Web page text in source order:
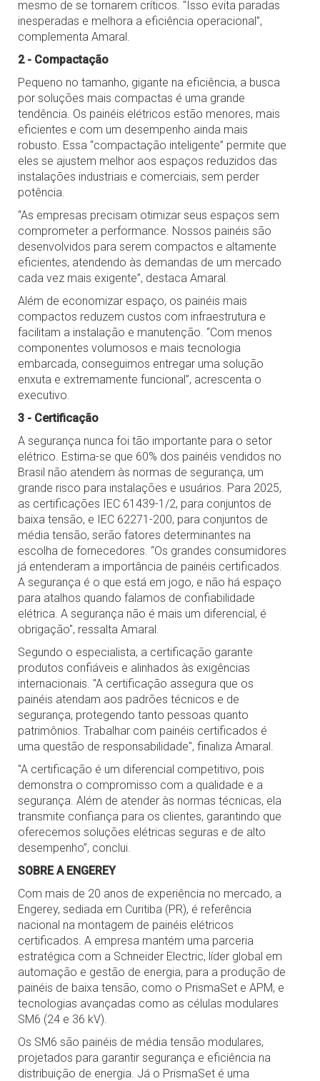
mesmo de se tornarem críticos. "Isso evita paradas
inesperadas e melhora a eficiência operacional”,
complementa Amaral.
2 - Compactação
Pequeno no tamanho, gigante na eficiência, a busca
por soluções mais compactas é uma grande
tendência. Os painéis elétricos estão menores, mais
eficientes e com um desempenho ainda mais
robusto. Essa “compactação inteligente” permite que
eles se ajustem melhor aos espaços reduzidos das
instalações industriais e comerciais, sem perder
potência.
“As empresas precisam otimizar seus espaços sem
comprometer a performance. Nossos painéis são
desenvolvidos para serem compactos e altamente
eficientes, atendendo às demandas de um mercado
cada vez mais exigente”, destaca Amaral.
Além de economizar espaço, os painéis mais
compactos reduzem custos com infraestrutura e
facilitam a instalação e manutenção. “Com menos
componentes volumosos e mais tecnologia
embarcada, conseguimos entregar uma solução
enxuta e extremamente funcional”, acrescenta o
executivo.
3 - Certificação
A segurança nunca foi tão importante para o setor
elétrico. Estima-se que 60% dos painéis vendidos no
Brasil não atendem às normas de segurança, um
grande risco para instalações e usuários. Para 2025,
as certificações IEC 61439-1/2, para conjuntos de
baixa tensão, e IEC 62271-200, para conjuntos de
média tensão, serão fatores determinantes na
escolha de fornecedores. “Os grandes consumidores
já entenderam a importância de painéis certificados.
A segurança é o que está em jogo, e não há espaço
para atalhos quando falamos de confiabilidade
elétrica. A segurança não é mais um diferencial, é
obrigação", ressalta Amaral.
Segundo o especialista, a certificação garante
produtos confiáveis e alinhados às exigências
internacionais. "A certificação assegura que os
painéis atendam aos padrões técnicos e de
segurança, protegendo tanto pessoas quanto
patrimônios. Trabalhar com painéis certificados é
uma questão de responsabilidade", finaliza Amaral.
"A certificação é um diferencial competitivo, pois
demonstra o compromisso com a qualidade e a
segurança. Além de atender às normas técnicas, ela
transmite confiança para os clientes, garantindo que
oferecemos soluções elétricas seguras e de alto
desempenho”, conclui.
SOBRE A ENGEREY
Com mais de 20 anos de experiência no mercado, a
Engerey, sediada em Curitiba (PR), é referência
nacional na montagem de painéis elétricos
certificados. A empresa mantém uma parceria
estratégica com a Schneider Electric, líder global em
automação e gestão de energia, para a produção de
painéis de baixa tensão, como o PrismaSet e APM, e
tecnologias avançadas como as células modulares
SM6 (24 e 36 kV).
Os SM6 são painéis de média tensão modulares,
projetados para garantir segurança e eficiência na
distribuição de energia. Já o PrismaSet é uma